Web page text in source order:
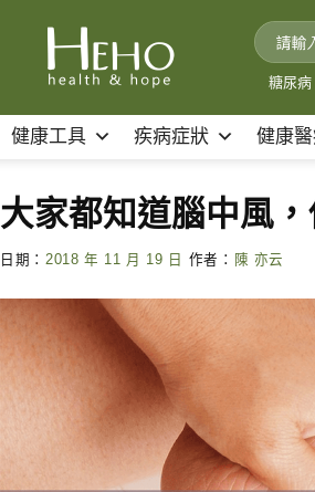
糖尿病
健康工具 疾病症狀 健康
大家都知道腦中風
日期： 2018 年 11 月 19 日 作者： 陳 亦云